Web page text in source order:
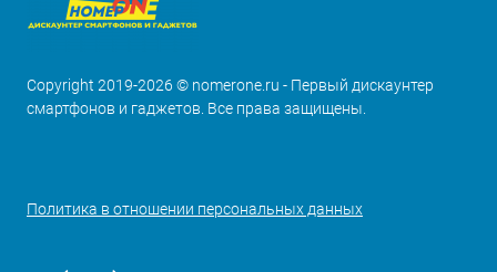
Copyright 2019-2026 © nomerone.ru - Первый дискаунтер
смартфонов и гаджетов. Все права защищены.
Политика в отношении персональных данных